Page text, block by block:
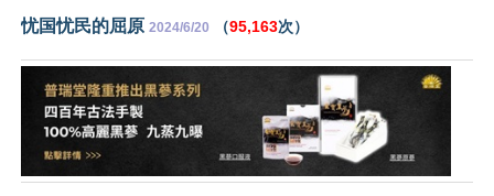
忧国忧民的屈原 2024/6/20 （95,163次）